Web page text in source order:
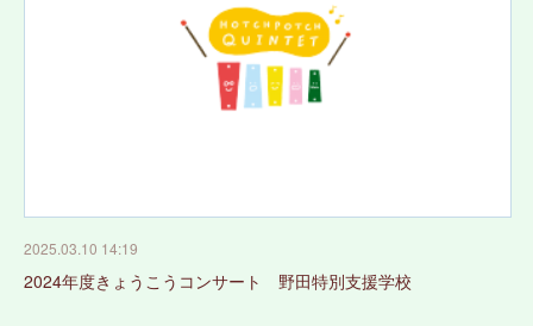
2025.03.10 14:19
2024年度きょうこうコンサート 野田特別支援学校